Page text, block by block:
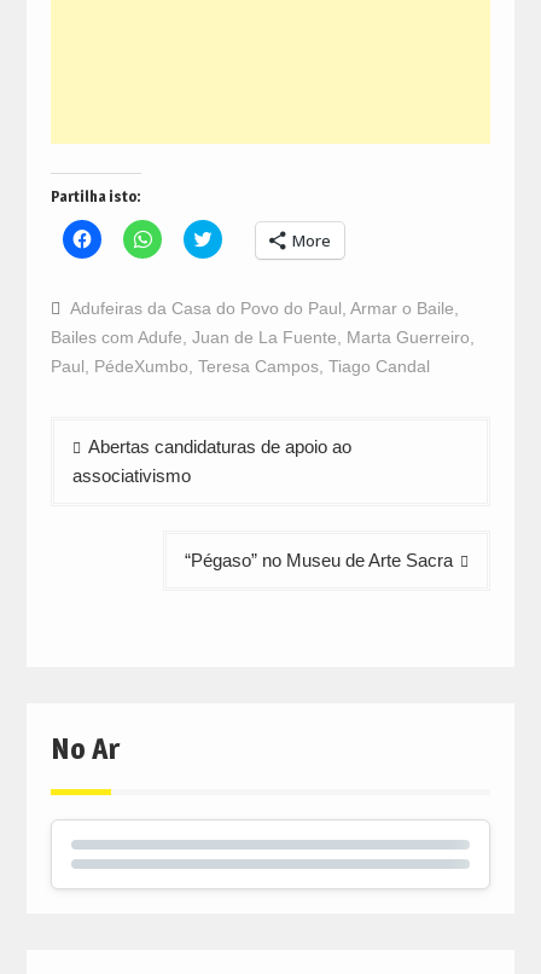
Partilha isto:
Click
to
Facebook
(Opens
in
new
window)
Click
to
WhatsApp
(Opens
in
new
window)
Click
to
Twitter
(Opens
in
new
window)
More
Adufeiras da Casa do Povo do Paul Armar o Baile
Bailes com Adufe Juan de La Fuente Marta Guerreiro
Paul
PédeXumbo Teresa Campos, Tiago Candal
Navegação
de
Abertas candidaturas de apoio ao
associativismo
“Pégaso” no Museu de Arte Sacra
No Ar